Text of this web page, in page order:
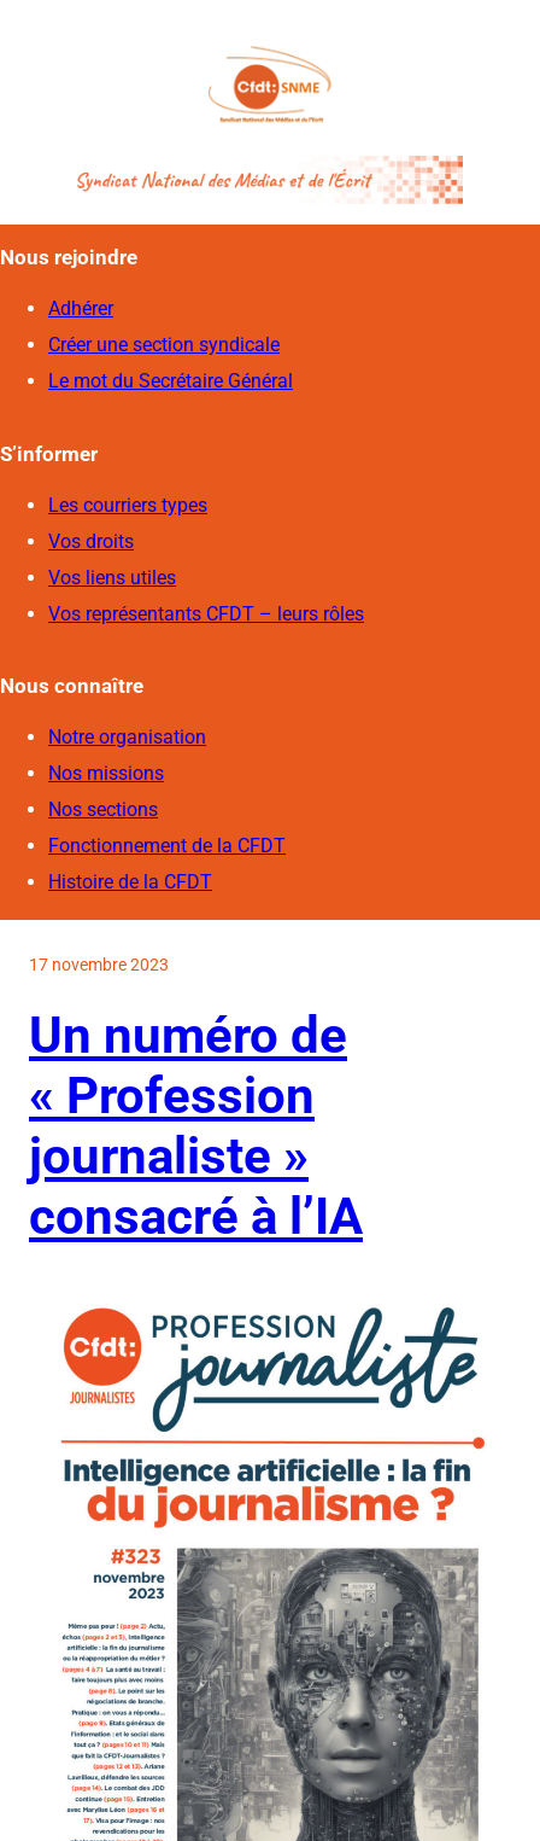
Nous rejoindre
Adhérer
Créer une section syndicale
Le mot du Secrétaire Général
S’informer
Les courriers types
Vos droits
Vos liens utiles
Vos représentants CFDT – leurs rôles
Nous connaître
Notre organisation
Nos missions
Nos sections
Fonctionnement de la CFDT
Histoire de la CFDT
17 novembre 2023
Un numéro de
« Profession
journaliste »
consacré à l’IA